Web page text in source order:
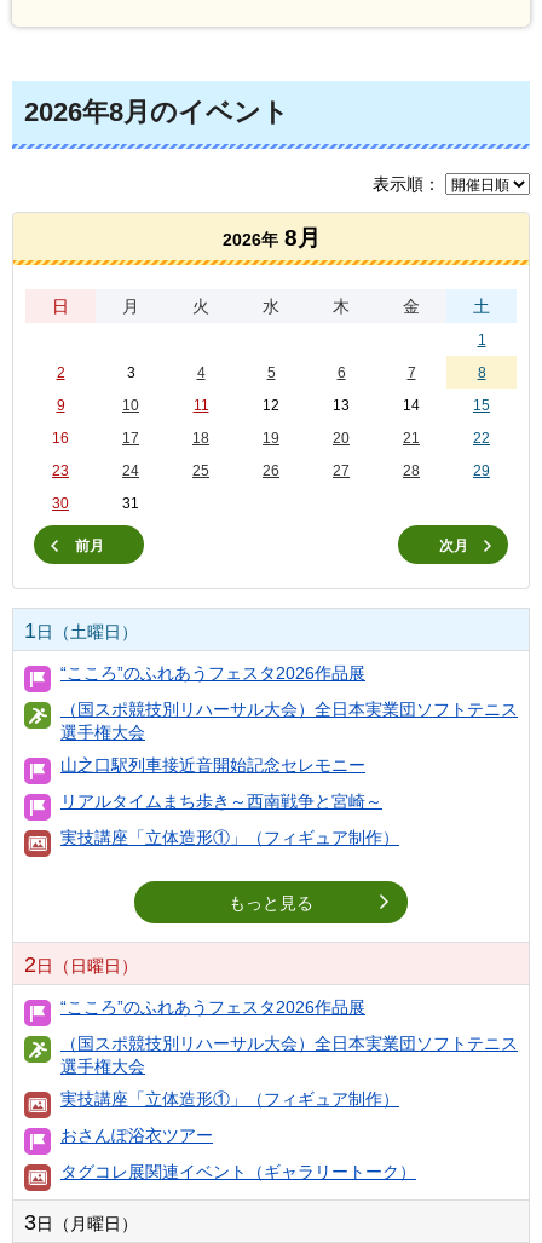
2026年8月のイベント
表示順：
2026年 8月
日 月 火 水 木 金 土
1
2
3 4 5 6 7
8
9
10 11 12 13 14
15
16
17 18 19 20 21
22
23
24 25 26 27 28
29
30
31
前月 次月
1日（土曜日）
“こころ”のふれあうフェスタ2026作品展
（国スポ競技別リハーサル大会）全日本実業団ソフトテニス
選手権大会
山之口駅列車接近音開始記念セレモニー
リアルタイムまち歩き～西南戦争と宮崎～
実技講座「立体造形①」（フィギュア制作）
もっと見る
2日（日曜日）
“こころ”のふれあうフェスタ2026作品展
（国スポ競技別リハーサル大会）全日本実業団ソフトテニス
選手権大会
実技講座「立体造形①」（フィギュア制作）
おさんぽ浴衣ツアー
タグコレ展関連イベント（ギャラリートーク）
3日（月曜日）